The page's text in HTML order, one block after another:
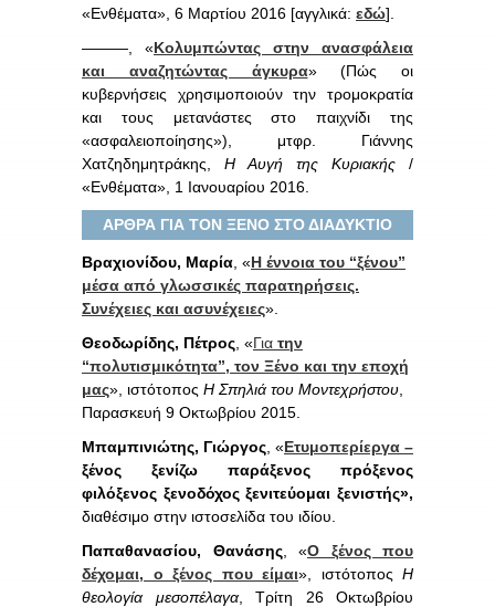
«Ενθέματα», 6 Μαρτίου 2016 [αγγλικά: εδώ].
———, «Κολυμπώντας στην ανασφάλεια
και αναζητώντας άγκυρα» (Πώς οι
κυβερνήσεις χρησιμοποιούν την τρομοκρατία
και τους μετανάστες στο παιχνίδι της
«ασφαλειοποίησης»), μτφρ. Γιάννης
Χατζηδημητράκης, Η Αυγή της Κυριακής /
«Ενθέματα», 1 Ιανουαρίου 2016.
ΑΡΘΡΑ ΓΙΑ ΤΟΝ ΞΕΝΟ ΣΤΟ ΔΙΑΔΥΚΤΙΟ
Βραχιονίδου, Μαρία , «Η έννοια του “ξένου”
μέσα από γλωσσικές παρατηρήσεις.
Συνέχειες και ασυνέχειες».
Θεοδωρίδης, Πέτρος , «Για την
“πολυτισμικότητα”, τον Ξένο και την εποχή
μας», ιστότοπος Η Σπηλιά του Μοντεχρήστου
Παρασκευή 9 Οκτωβρίου 2015.
Μπαμπινιώτης, Γιώργος , «Ετυμοπερίεργα –
ξένος ξενίζω παράξενος πρόξενος
φιλόξενος ξενοδόχος ξενιτεύομαι ξενιστής»,
διαθέσιμο στην ιστοσελίδα του ιδίου.
Παπαθανασίου, Θανάσης, «Ο ξένος που
δέχομαι, ο ξένος που είμαι», ιστότοπος Η
θεολογία μεσοπέλαγα, Τρίτη 26 Οκτωβρίου